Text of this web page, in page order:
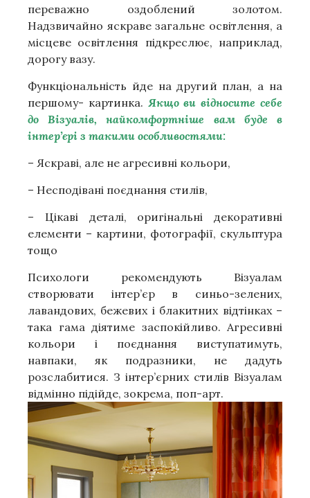
переважно оздоблений золотом.
Надзвичайно яскраве загальне освітлення, а
місцеве освітлення підкреслює, наприклад,
дорогу вазу.
Функціональність йде на другий план, а на
першому- картинка. Якщо ви відносите себе
до Візуалів, найкомфортніше вам буде в
інтер’єрі з такими особливостями:
– Яскраві, але не агресивні кольори,
– Несподівані поєднання стилів,
– Цікаві деталі, оригінальні декоративні
елементи – картини, фотографії, скульптура
тощо
Психологи рекомендують Візуалам
створювати інтер’єр в синьо-зелених,
лавандових, бежевих і блакитних відтінках –
така гама діятиме заспокійливо. Агресивні
кольори і поєднання виступатимуть,
навпаки, як подразники, не дадуть
розслабитися. З інтер’єрних стилів Візуалам
відмінно підійде, зокрема, поп-арт.